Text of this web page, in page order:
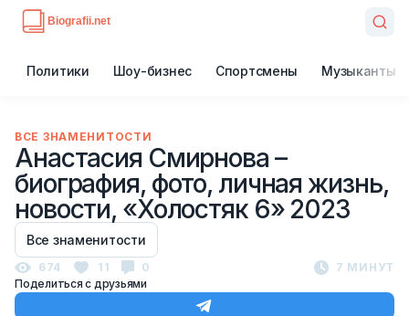
Политики Шоу-бизнес Спортсмены Музыканты
ВСЕ ЗНАМЕНИТОСТИ
Анастасия Смирнова –
биография, фото, личная жизнь,
новости, «Холостяк 6» 2023
Все знаменитости
674 11 0
7 МИНУТ
Поделиться с друзьями